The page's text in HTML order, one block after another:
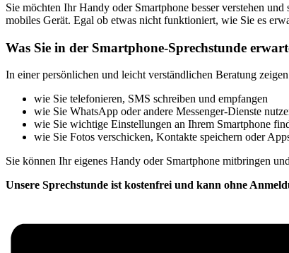
Sie möchten Ihr Handy oder Smartphone besser verstehen
mobiles Gerät. Egal ob etwas nicht funktioniert, wie Sie es
Was Sie in der Smartphone-Sprechstunde
In einer persönlichen und leicht verständlichen Beratung
wie Sie telefonieren, SMS schreiben und empfangen
wie Sie WhatsApp oder andere Messenger-Dienste
wie Sie wichtige Einstellungen an Ihrem Smartphone
wie Sie Fotos verschicken, Kontakte speichern oder
Sie können Ihr eigenes Handy oder Smartphone mitbringen
Unsere Sprechstunde ist kostenfrei und kann ohne